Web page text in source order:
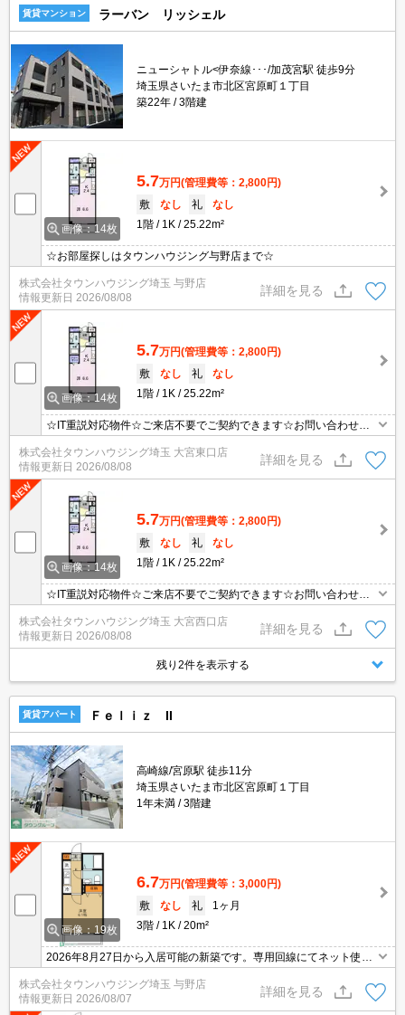
賃貸マンション ラーバン リッシェル
ニューシャトル<伊奈線･･･/加茂宮駅 徒歩9分
埼玉県さいたま市北区宮原町１丁目
築22年
3階建
画像：14枚
5.7万円(管理費等：2,800円)
敷
なし 礼
なし
1階
1K 25.22m²
☆お部屋探しはタウンハウジング与野店まで☆
株式会社タウンハウジング埼玉 与野店
情報更新日 2026/08/08
詳細を見る
画像：14枚
5.7万円(管理費等：2,800円)
敷
なし 礼
なし
1階
1K 25.22m²
☆IT重説対応物件☆ご来店不要でご契約できます☆お問い合わせは0
48-648-8890☆タウンハウジング大宮東口店までお気軽にお問い合
わせください☆
株式会社タウンハウジング埼玉 大宮東口店
情報更新日 2026/08/08
詳細を見る
画像：14枚
5.7万円(管理費等：2,800円)
敷
なし 礼
なし
1階
1K 25.22m²
☆IT重説対応物件☆ご来店不要でご契約できます☆お問い合わせは0
48-648-8890☆タウンハウジング大宮東口店までお気軽にお問い合
わせください☆
株式会社タウンハウジング埼玉 大宮西口店
情報更新日 2026/08/08
詳細を見る
残り2件を表示する
賃貸アパート Ｆｅｌｉｚ II
高崎線/宮原駅 徒歩11分
埼玉県さいたま市北区宮原町１丁目
1年未満
3階建
画像：19枚
6.7万円(管理費等：3,000円)
敷
なし 礼
1ヶ月
3階
1K 20m²
2026年8月27日から入居可能の新築です。専用回線にてネット使用
料不要。エントランスにオートロック・室内にＴＶドアホンなど防
犯設備充実。
株式会社タウンハウジング埼玉 与野店
情報更新日 2026/08/07
詳細を見る